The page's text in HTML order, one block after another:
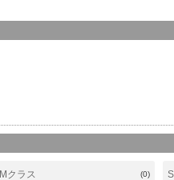
Mクラス (0)